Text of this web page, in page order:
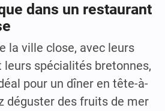
dans un restaurant
la ville close, avec leurs
leurs spécialités bretonnes,
pour un dîner en tête-à-
déguster des fruits de mer